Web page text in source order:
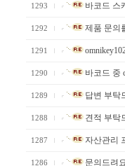
1293 바코드 스
1292 제품 문의
1291
1290 바코드 중
1289 답변 부탁
1288 견적 부탁
1287 자산관리
1286 문의드려